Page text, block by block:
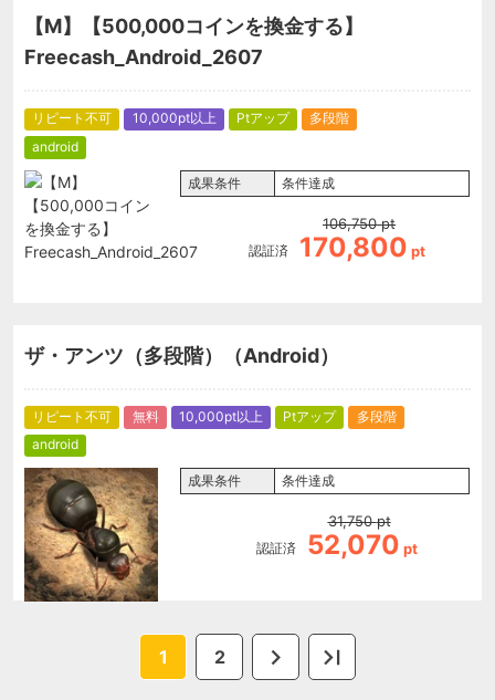
【M】【500,000コインを換金する】
Freecash_Android_2607
リピート不可 10,000pt以上 Ptアップ
多段階
android
成果条件 条件達成
認証済
106,750 pt
170,800 pt
ザ・アンツ（多段階）（Android）
リピート不可 無料 10,000pt以上 Ptアップ
多段階
android
成果条件 条件達成
認証済
31,750 pt
52,070 pt
1 2